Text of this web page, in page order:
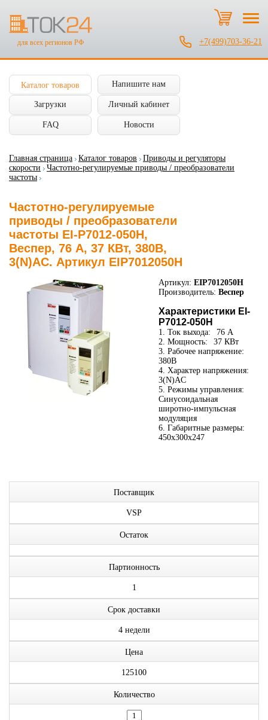
для всех регионов РФ +7(499)703-36-21
Каталог товаров Напишите нам
Загрузки Личный кабинет
FAQ Новости
Главная страница Каталог товаров
Приводы и регуляторы
скорости
Частотно-регулируемые приводы / преобразователи
частоты
Частотно-регулируемые
приводы / преобразователи
частоты EI-P7012-050H,
Веспер, 76 А, 37 КВт, 380В,
3(N)AC. Артикул EIP7012050H
Артикул: EIP7012050H
Производитель: Веспер
Характеристики EI-
P7012-050H
1. Ток выхода:
76 А
2. Мощность:
37 КВт
3. Рабочее напряжение:
380В
4. Характер напряжения:
3(N)AC
5. Режимы управления:
Синусоидальная
широтно-импульсная
модуляция
6. Габаритные размеры:
450x300x247
Поставщик
VSP
Остаток
Партионность
1
Срок доставки
4 недели
Цена
125100
Количество